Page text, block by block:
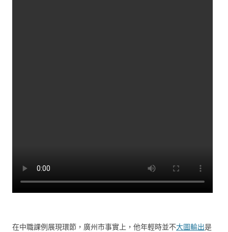
在中職課例展現環節，廣州市事實上，他年輕時並不大圖輸出是